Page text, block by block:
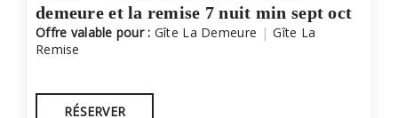
demeure et la remise 7 nuit min sept oct
Offre valable pour : Gîte La Demeure | Gîte La
Remise
RÉSERVER